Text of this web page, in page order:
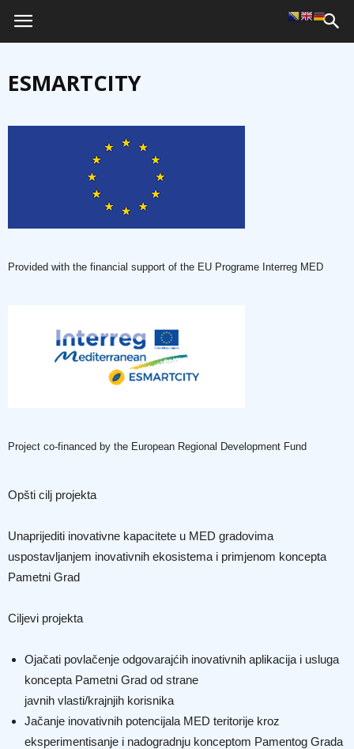
ESMARTCITY
Provided with the financial support of the EU Programe Interreg MED
Project co-financed by the European Regional Development Fund
Opšti cilj projekta
Unaprijediti inovativne kapacitete u MED gradovima
uspostavljanjem inovativnih ekosistema i primjenom koncepta
Pametni Grad
Ciljevi projekta
Ojačati povlačenje odgovarajćih inovativnih aplikacija i usluga
koncepta Pametni Grad od strane
javnih vlasti/krajnjih korisnika
Jačanje inovativnih potencijala MED teritorije kroz
eksperimentisanje i nadogradnju konceptom Pamentog Grada